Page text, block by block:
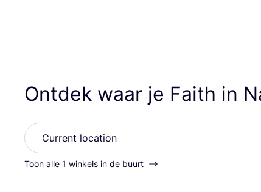
Ontdek waar je Faith in
Toon alle 1 winkels in de buurt